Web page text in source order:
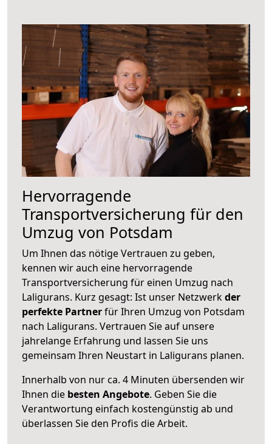
Hervorragende
Transportversicherung für den
Umzug von Potsdam
Um Ihnen das nötige Vertrauen zu geben,
kennen wir auch eine hervorragende
Transportversicherung für einen Umzug nach
Laligurans. Kurz gesagt: Ist unser Netzwerkder
perfekte Partnerfür Ihren Umzug von Potsdam
nach Laligurans. Vertrauen Sie auf unsere
jahrelange Erfahrung und lassen Sie uns
gemeinsam Ihren Neustart in Laligurans planen.
Innerhalb von nur ca. 4 Minuten übersenden wir
Ihnen die besten Angebote. Geben Sie die
Verantwortung einfach kostengünstig ab und
überlassen Sie den Profis die Arbeit.